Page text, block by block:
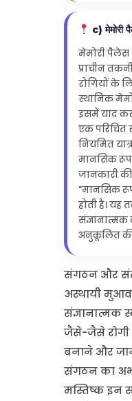
c) मेमोरी
मेमोरी पैलेस
प्राचीन
रोगियों के
स्थानिक
इसमें याद
एक परिचित
नियमित
मानसिक रूप
जानकारी की
"मानसिक
होती है। यह
अनुकूलित
संगठन और
अस्थायी
संज्ञानात्मक
जैसे-जैसे रोगी
बनाने और
संगठन का
मस्तिष्क इन